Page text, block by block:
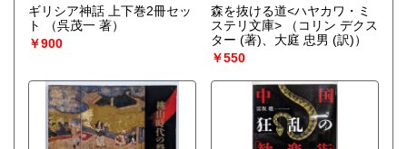
ギリシア神話 上下巻2冊セッ
ト
（呉茂一 著）
￥900
森を抜ける道<ハヤカワ・ミ
ステリ文庫>
（コリン デクス
ター (著)、大庭 忠男 (訳)）
￥550